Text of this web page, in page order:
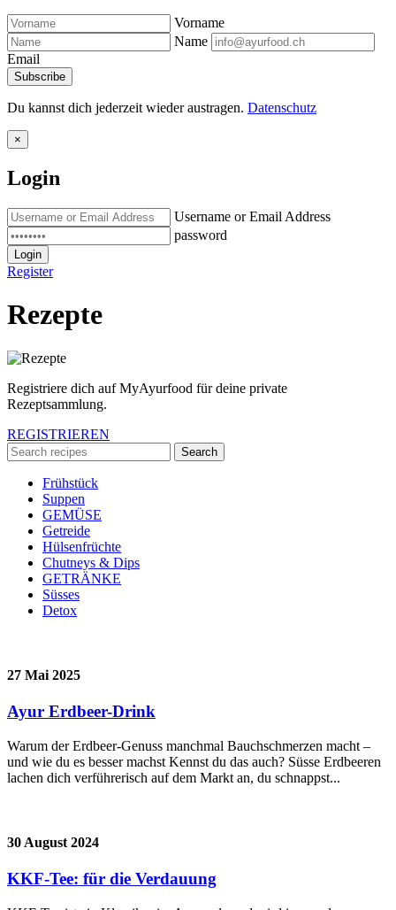
Vorname
Name
Email
Du kannst dich jederzeit wieder austragen. Datenschutz
×
Login
Username or Email Address
password
Login
Register
Rezepte
Registriere dich auf MyAyurfood für deine private
Rezeptsammlung.
REGISTRIEREN
Frühstück
Suppen
GEMÜSE
Getreide
Hülsenfrüchte
Chutneys & Dips
GETRÄNKE
Süsses
Detox
27 Mai 2025
Ayur Erdbeer-Drink
Warum der Erdbeer-Genuss manchmal Bauchschmerzen macht –
und wie du es besser machst Kennst du das auch? Süsse Erdbeeren
lachen dich verführerisch auf dem Markt an, du schnappst...
30 August 2024
KKF-Tee: für die Verdauung